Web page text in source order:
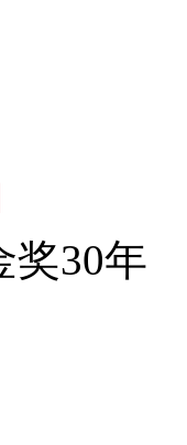
奖30年